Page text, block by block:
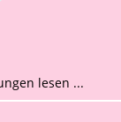
lesen ...